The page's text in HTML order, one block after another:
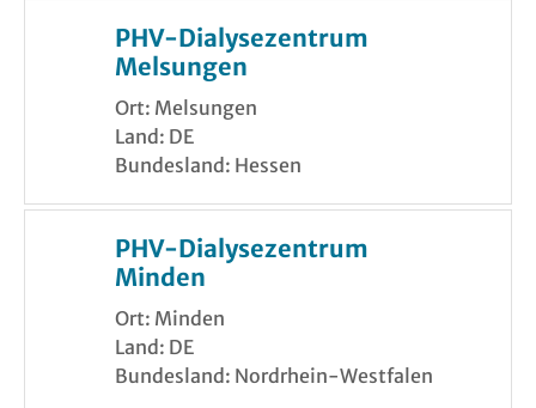
PHV-Dialysezentrum
Melsungen
Ort: Melsungen
Land: DE
Bundesland: Hessen
PHV-Dialysezentrum
Minden
Ort: Minden
Land: DE
Bundesland: Nordrhein-Westfalen